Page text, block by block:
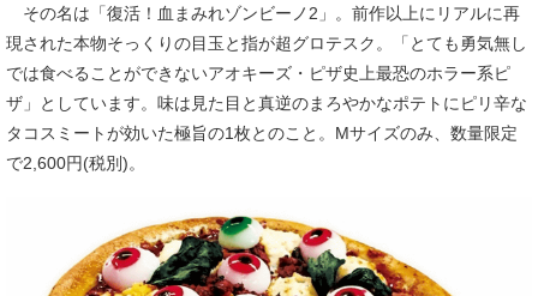
その名は「復活！血まみれゾンビーノ2」。前作以上にリアルに再
現された本物そっくりの目玉と指が超グロテスク。「とても勇気無し
では食べることができないアオキーズ・ピザ史上最恐のホラー系ピ
ザ」としています。味は見た目と真逆のまろやかなポテトにピリ辛な
タコスミートが効いた極旨の1枚とのこと。Mサイズのみ、数量限定
で2,600円(税別)。